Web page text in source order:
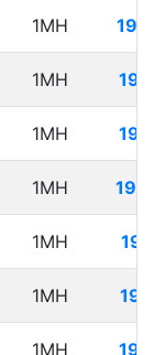
1MH
1MH
1MH
1MH
1MH
1MH
1MH